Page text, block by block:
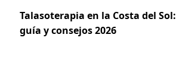
Talasoterapia en la Costa del Sol:
guía y consejos 2026